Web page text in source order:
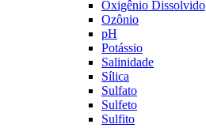
Oxigênio Dissolvido
Ozônio
pH
Potássio
Salinidade
Sílica
Sulfato
Sulfeto
Sulfito